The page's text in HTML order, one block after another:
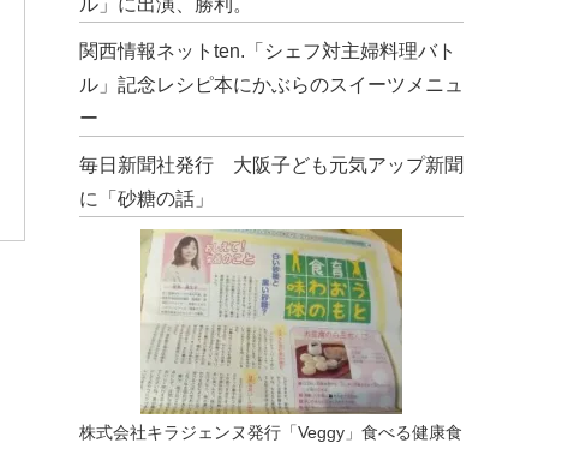
ル」に出演、勝利。
関西情報ネットten.「シェフ対主婦料理バト
ル」記念レシピ本にかぶらのスイーツメニュ
ー
毎日新聞社発行 大阪子ども元気アップ新聞
に「砂糖の話」
株式会社キラジェンヌ発行「Veggy」食べる健康食